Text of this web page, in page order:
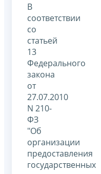
В
соответствии
со
статьей
13
Федерального
закона
от
27.07.2010
N 210-
ФЗ
"Об
организации
предоставления
государственных